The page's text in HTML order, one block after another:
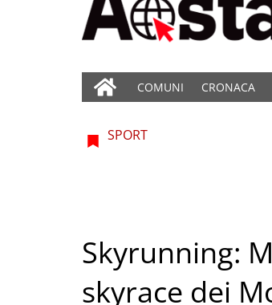
COMUNI CRONACA
SPORT
Skyrunning:
skyrace dei